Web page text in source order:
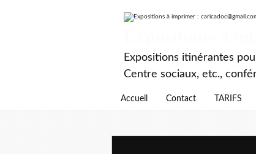
Expositions itinérantes
Centre sociaux, etc.,
Accueil Contact TARIFS